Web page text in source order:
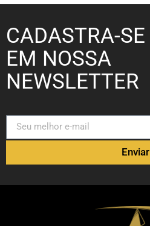
CADASTRA-SE
EM NOSSA
NEWSLETTER
Enviar